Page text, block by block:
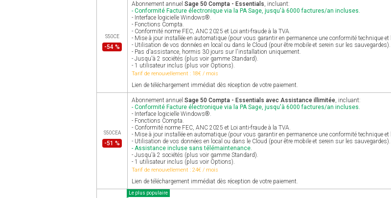
S50CE
-54 %
Abonnement annuel Sage 50 Compta - Essentials, incluant:
- Conformité Facture électronique via la PA Sage, jusqu'à 6000 factures/an incluses.
- Interface logicielle Windows®.
- Fonctions Compta.
- Conformité norme FEC, ANC 2025 et Loi anti-fraude à la TVA.
- Mise à jour installée en automatique (pour vous garantir en permanence une conformité technique et
- Utilisation de vos données en local ou dans le Cloud (pour être mobile et serein sur les sauvegardes).
- Pas d'assistance, hormis 30 jours sur l'installation uniquement.
- Jusqu'à 2 sociétés (plus voir gamme Standard).
- 1 utilisateur inclus (plus voir Options).
Tarif de renouvellement : 18€ / mois
Lien de téléchargement immédiat dès réception de votre paiement.
S50CEA
-51 %
Abonnement annuel Sage 50 Compta - Essentials avec Assistance illimitée, incluant:
- Conformité Facture électronique via la PA Sage, jusqu'à 6000 factures/an incluses.
- Interface logicielle Windows®.
- Fonctions Compta.
- Conformité norme FEC, ANC 2025 et Loi anti-fraude à la TVA.
- Mise à jour installée en automatique (pour vous garantir en permanence une conformité technique et
- Utilisation de vos données en local ou dans le Cloud (pour être mobile et serein sur les sauvegardes).
- Assistance incluse sans télémaintenance.
- Jusqu'à 2 sociétés (plus voir gamme Standard).
- 1 utilisateur inclus (plus voir Options).
Tarif de renouvellement : 24€ / mois
Lien de téléchargement immédiat dès réception de votre paiement.
Le plus populaire